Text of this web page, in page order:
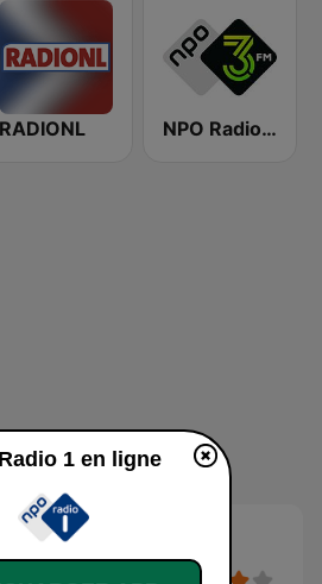
RADIONL NPO Radio 3FM
1 en ligne